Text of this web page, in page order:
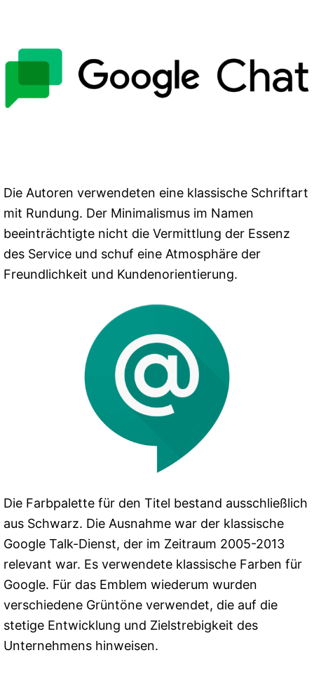
Die Autoren verwendeten eine klassische Schriftart
mit Rundung. Der Minimalismus im Namen
beeinträchtigte nicht die Vermittlung der Essenz
des Service und schuf eine Atmosphäre der
Freundlichkeit und Kundenorientierung.
Die Farbpalette für den Titel bestand ausschließlich
aus Schwarz. Die Ausnahme war der klassische
Google Talk-Dienst, der im Zeitraum 2005-2013
relevant war. Es verwendete klassische Farben für
Google. Für das Emblem wiederum wurden
verschiedene Grüntöne verwendet, die auf die
stetige Entwicklung und Zielstrebigkeit des
Unternehmens hinweisen.